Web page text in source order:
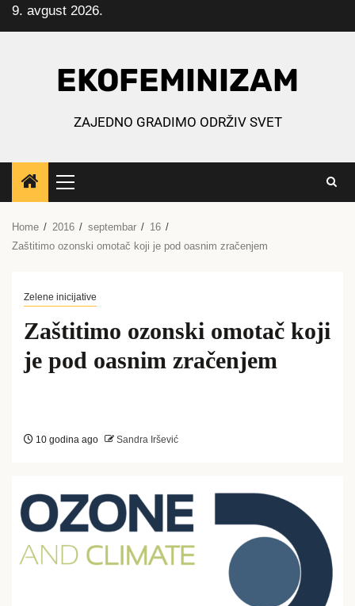
Skip
to
9. avgust 2026.
EKOFEMINIZAM
ZAJEDNO GRADIMO ODRŽIV SVET
Primary
Menu
Home 2016 septembar
16
Zaštitimo ozonski omotač koji je pod oasnim zračenjem
Zelene inicijative
Zaštitimo ozonski omotač koji
je pod oasnim zračenjem
10 godina ago Sandra Iršević